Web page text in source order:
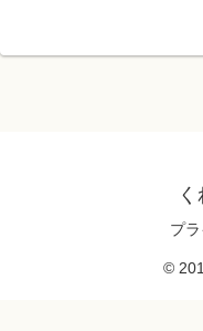
プ
©